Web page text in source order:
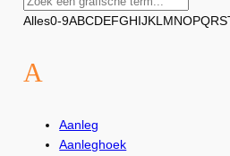
Alles0-9ABCDEFGHIJKL MNOPQRS
A
Aanleg
Aanleghoek